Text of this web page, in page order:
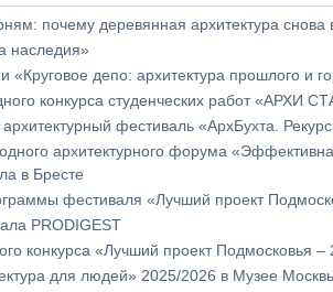
почему деревянная архитектура снова
наследия»
«Круговое депо: архитектура прошлого и
конкурса студенческих работ «АРХИ
фестиваль «АрхБухта.
архитектурного форума
в Бресте
фестиваля «Лучший проект
PRODIGEST
конкурса «Лучший проект Подмосковья –
для людей» 2025/2026 в Музее